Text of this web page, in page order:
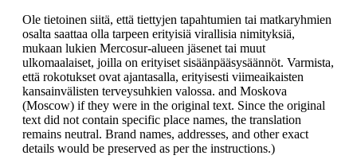
Ole tietoinen siitä, että tiettyjen tapahtumien tai matkaryhmien
osalta saattaa olla tarpeen erityisiä virallisia nimityksiä,
mukaan lukien Mercosur-alueen jäsenet tai muut
ulkomaalaiset, joilla on erityiset sisäänpääsysäännöt. Varmista,
että rokotukset ovat ajantasalla, erityisesti viimeaikaisten
kansainvälisten terveysuhkien valossa. and Moskova
(Moscow) if they were in the original text. Since the original
text did not contain specific place names, the translation
remains neutral. Brand names, addresses, and other exact
details would be preserved as per the instructions.)